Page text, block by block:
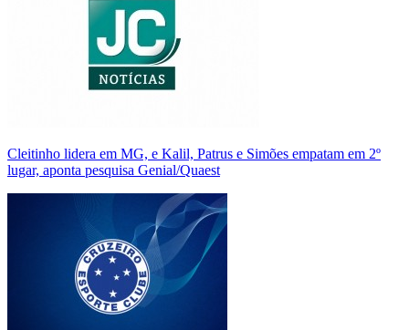
Cleitinho lidera em MG, e Kalil, Patrus e Simões empatam em 2º
lugar, aponta pesquisa Genial/Quaest